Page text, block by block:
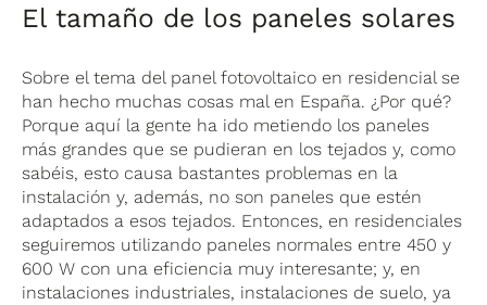
El tamaño de los paneles solares
Sobre el tema del panel fotovoltaico en residencial se
han hecho muchas cosas mal en España. ¿Por qué?
Porque aquí la gente ha ido metiendo los paneles
más grandes que se pudieran en los tejados y, como
sabéis, esto causa bastantes problemas en la
instalación y, además, no son paneles que estén
adaptados a esos tejados. Entonces, en residenciales
seguiremos utilizando paneles normales entre 450 y
600 W con una eficiencia muy interesante; y, en
instalaciones industriales, instalaciones de suelo, ya